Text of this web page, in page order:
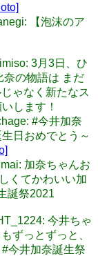
【泡沫のア
3月3日、ひ
奈の物語は まだ
ゃなく新たなス
します！
#今井加奈
日おめでとう～
加奈ちゃんお
くてかわいい加
誕祭2021
今井ちゃ
ずっとずっと、
今井加奈誕生祭